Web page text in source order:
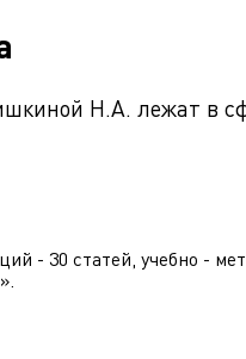
Н.А. лежат в
- 30 статей, учебно -